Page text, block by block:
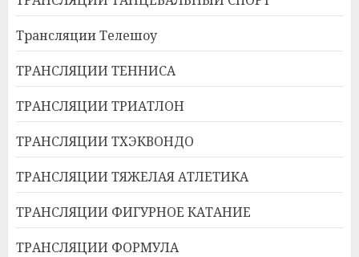
Трансляции Телешоу
ТРАНСЛЯЦИИ ТЕННИСА
ТРАНСЛЯЦИИ ТРИАТЛОН
ТРАНСЛЯЦИИ ТХЭКВОНДО
ТРАНСЛЯЦИИ ТЯЖЕЛАЯ АТЛЕТИКА
ТРАНСЛЯЦИИ ФИГУРНОЕ КАТАНИЕ
ТРАНСЛЯЦИИ ФОРМУЛА